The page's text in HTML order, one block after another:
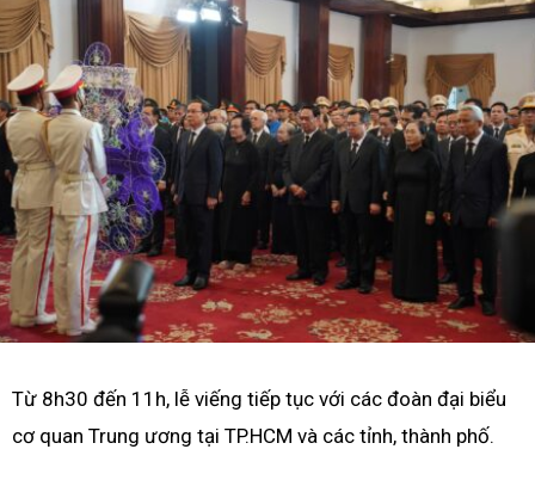
Từ 8h30 đến 11h, lễ viếng tiếp tục với các đoàn đại biểu
cơ quan Trung ương tại TP.HCM và các tỉnh, thành phố.